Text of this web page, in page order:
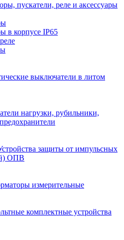
пускатели, реле и аксессуары
в корпусе IP65
выключатели в литом
нагрузки, рубильники,
защиты от импульсных
ОПВ
измерительные
комплектные устройства